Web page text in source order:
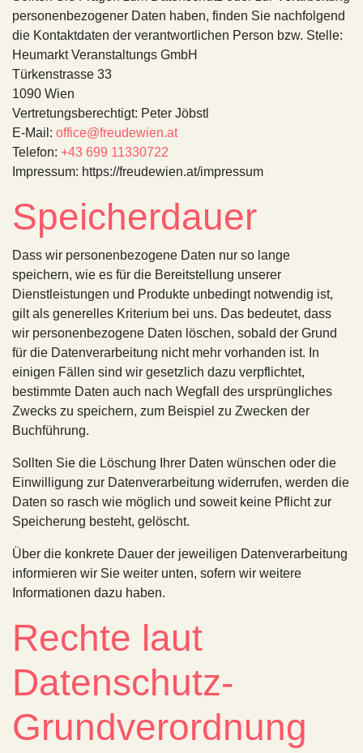
personenbezogener Daten haben, finden Sie nachfolgend
die Kontaktdaten der verantwortlichen Person bzw. Stelle:
Heumarkt Veranstaltungs GmbH
Türkenstrasse 33
1090 Wien
Vertretungsberechtigt: Peter Jöbstl
E-Mail: office@freudewien.at
Telefon: +43 699 11330722
Impressum: https://freudewien.at/impressum
Speicherdauer
Dass wir personenbezogene Daten nur so lange
speichern, wie es für die Bereitstellung unserer
Dienstleistungen und Produkte unbedingt notwendig ist,
gilt als generelles Kriterium bei uns. Das bedeutet, dass
wir personenbezogene Daten löschen, sobald der Grund
für die Datenverarbeitung nicht mehr vorhanden ist. In
einigen Fällen sind wir gesetzlich dazu verpflichtet,
bestimmte Daten auch nach Wegfall des ursprüngliches
Zwecks zu speichern, zum Beispiel zu Zwecken der
Buchführung.
Sollten Sie die Löschung Ihrer Daten wünschen oder die
Einwilligung zur Datenverarbeitung widerrufen, werden die
Daten so rasch wie möglich und soweit keine Pflicht zur
Speicherung besteht, gelöscht.
Über die konkrete Dauer der jeweiligen Datenverarbeitung
informieren wir Sie weiter unten, sofern wir weitere
Informationen dazu haben.
Rechte laut
Datenschutz-
Grundverordnung